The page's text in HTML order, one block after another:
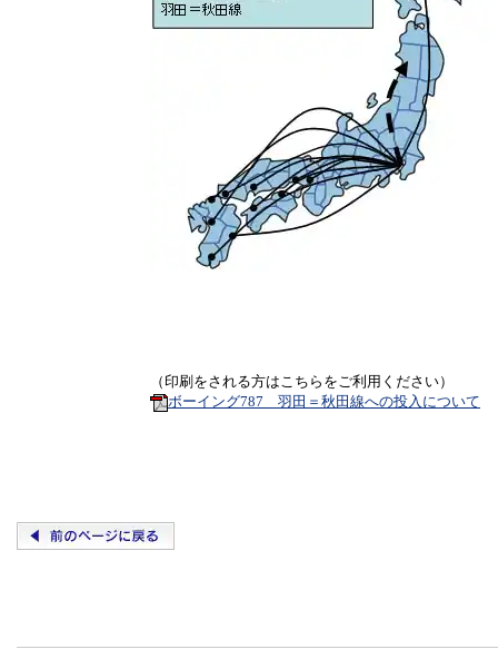
（印刷をされる方はこちらをご利用ください）
ボーイング787 羽田＝秋田線への投入について